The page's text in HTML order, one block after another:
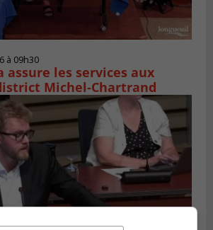
à 09h30
assure les services aux
Michel‑Chartrand